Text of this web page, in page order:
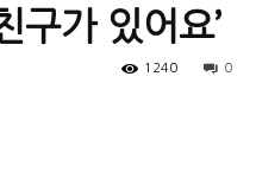
구가 있어요’
0
1240